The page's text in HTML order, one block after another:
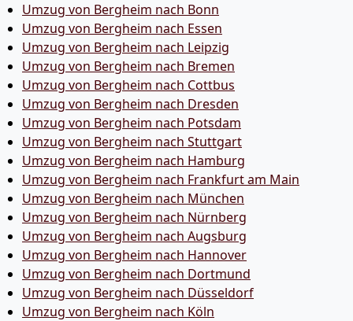
Umzug von Bergheim nach Bonn
Umzug von Bergheim nach Essen
Umzug von Bergheim nach Leipzig
Umzug von Bergheim nach Bremen
Umzug von Bergheim nach Cottbus
Umzug von Bergheim nach Dresden
Umzug von Bergheim nach Potsdam
Umzug von Bergheim nach Stuttgart
Umzug von Bergheim nach Hamburg
Umzug von Bergheim nach Frankfurt am Main
Umzug von Bergheim nach München
Umzug von Bergheim nach Nürnberg
Umzug von Bergheim nach Augsburg
Umzug von Bergheim nach Hannover
Umzug von Bergheim nach Dortmund
Umzug von Bergheim nach Düsseldorf
Umzug von Bergheim nach Köln